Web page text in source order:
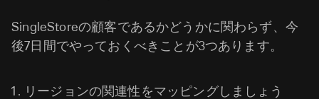
SingleStoreの顧客であるかどうかに関わらず、今
後7日間でやっておくべきことが3つあります。
リージョンの関連性をマッピングしましょう